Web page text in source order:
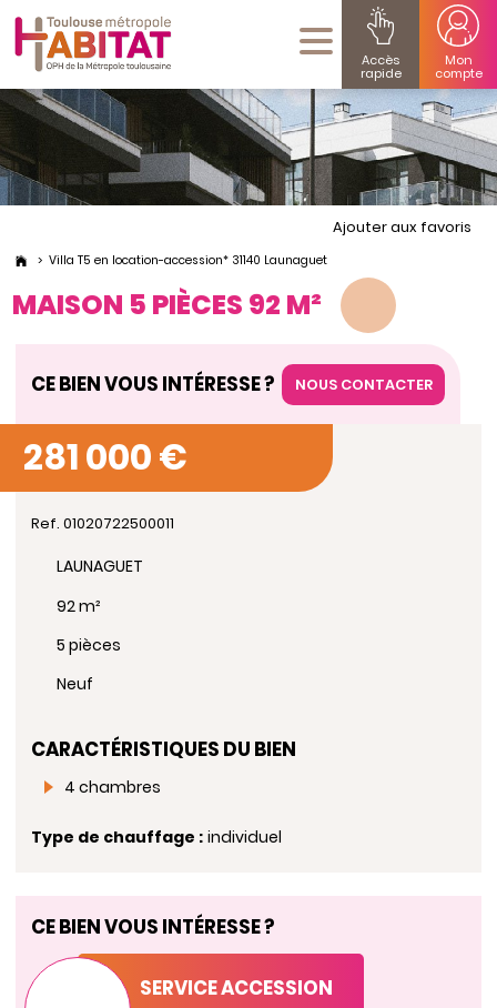
Accès
rapide
Mon
compte
Villa T5 en location-accession* 31140 Launaguet
Ajouter aux favoris
MAISON 5 PIÈCES 92 M²
CE BIEN VOUS INTÉRESSE ? NOUS CONTACTER
281 000 €
Ref. 01020722500011
LAUNAGUET
92 m²
5 pièces
Neuf
CARACTÉRISTIQUES DU BIEN
4 chambres
Type de chauffage : individuel
CE BIEN VOUS INTÉRESSE ?
SERVICE ACCESSION